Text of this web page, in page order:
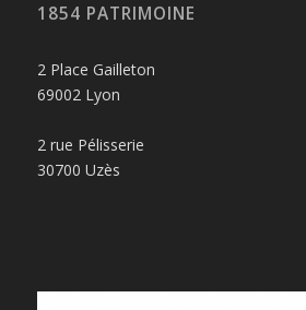
1854 PATRIMOINE
2 Place Gailleton
69002 Lyon
2 rue Pélisserie
30700 Uzès